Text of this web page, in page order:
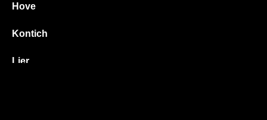
Hove
Kontich
Lier